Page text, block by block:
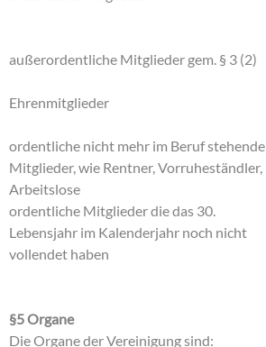
außerordentliche Mitglieder gem. § 3 (2)
Ehrenmitglieder
ordentliche nicht mehr im Beruf stehende
Mitglieder, wie Rentner, Vorruheständler,
Arbeitslose
ordentliche Mitglieder die das 30.
Lebensjahr im Kalenderjahr noch nicht
vollendet haben
§5 Organe
Die Organe der Vereinigung sind: